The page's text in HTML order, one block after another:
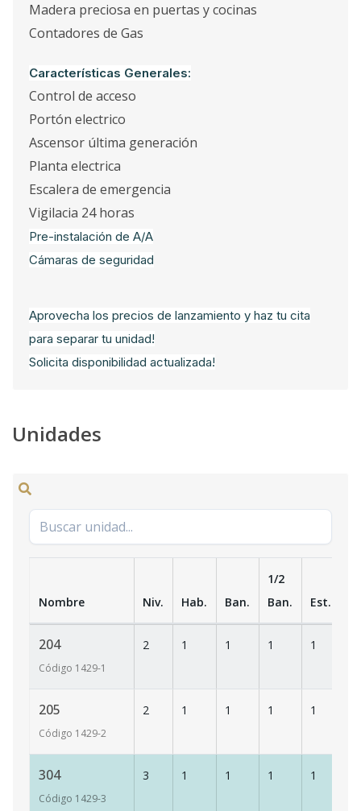
Madera preciosa en puertas y cocinas
Contadores de Gas
Características Generales:
Control de acceso
Portón electrico
Ascensor última generación
Planta electrica
Escalera de emergencia
Vigilacia 24 horas
Pre-instalación de A/A
Cámaras de seguridad
Aprovecha los precios de lanzamiento y haz tu cita
para separar tu unidad!
Solicita disponibilidad actualizada!
Unidades
Nombre Niv. Hab. Ban.
1/2
Ban.
Est.
204
Código 1429-1
2 1 1 1 1
205
Código 1429-2
2 1 1 1 1
304
Código 1429-3
3 1 1 1 1